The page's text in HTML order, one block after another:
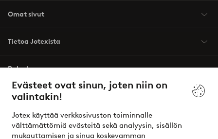
Evästeet ovat sinun, joten niin on
valintakin!
Jotex käyttää verkkosivuston toiminnalle
välttämättömiä evästeitä sekä analyysin, sisällön
mukauttamisen ja sinua koskevamman
Omat sivut
Tietoa Jotexista
Palvelumme
Ehdot
Ystävät